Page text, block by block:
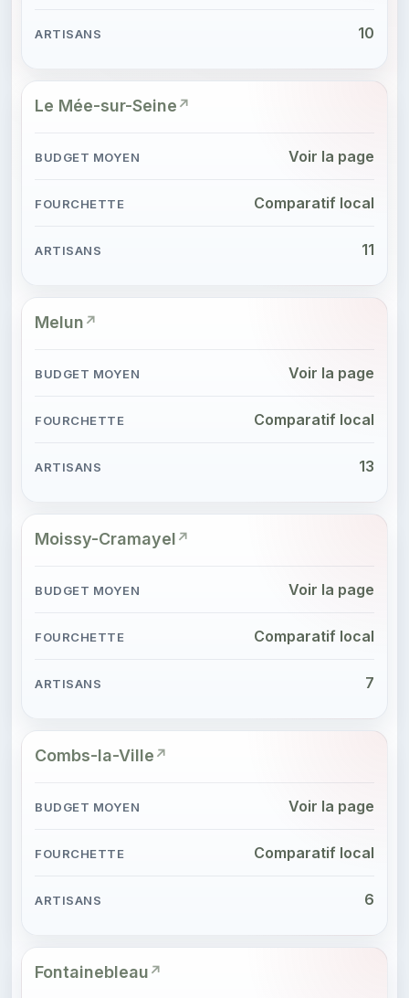
10
Le Mée-sur-Seine
Voir la page
Comparatif local
11
Melun
Voir la page
Comparatif local
13
Moissy-Cramayel
Voir la page
Comparatif local
7
Combs-la-Ville
Voir la page
Comparatif local
6
Fontainebleau